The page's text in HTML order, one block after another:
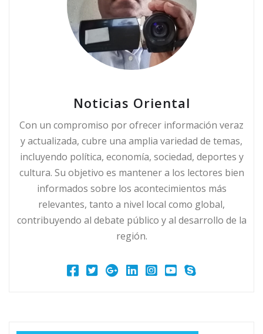
Noticias Oriental
Con un compromiso por ofrecer información veraz
y actualizada, cubre una amplia variedad de temas,
incluyendo política, economía, sociedad, deportes y
cultura. Su objetivo es mantener a los lectores bien
informados sobre los acontecimientos más
relevantes, tanto a nivel local como global,
contribuyendo al debate público y al desarrollo de la
región.